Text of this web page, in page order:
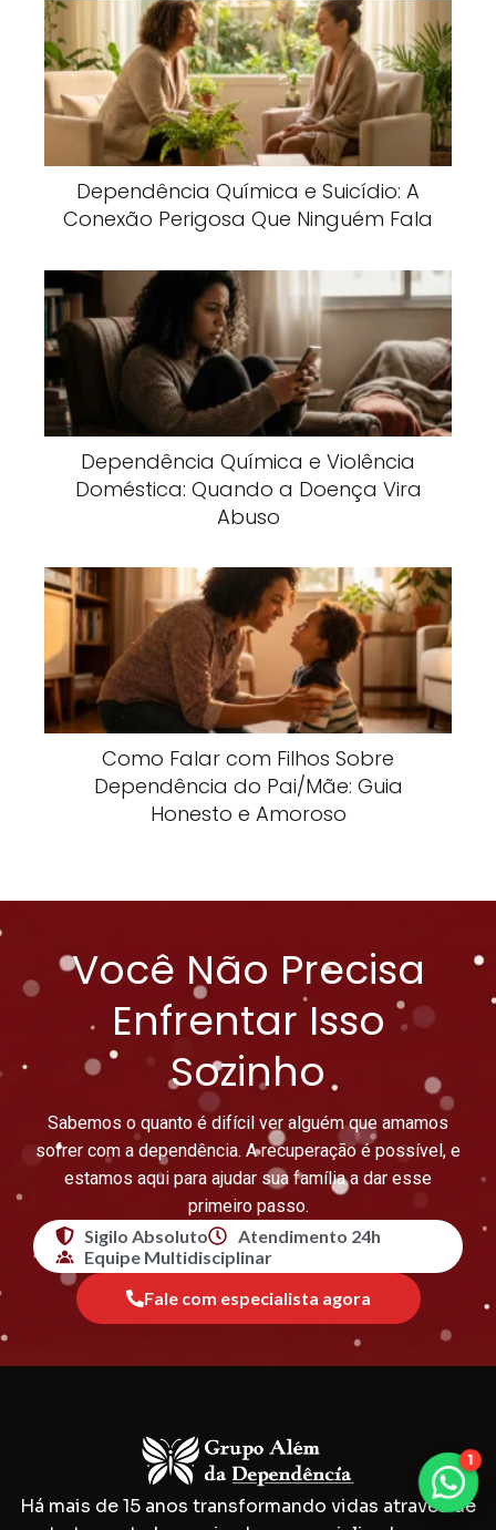
Dependência Química e Suicídio: A
Conexão Perigosa Que Ninguém Fala
Dependência Química e Violência
Doméstica: Quando a Doença Vira
Abuso
Como Falar com Filhos Sobre
Dependência do Pai/Mãe: Guia
Honesto e Amoroso
Você Não Precisa
Enfrentar Isso
Sozinho
Sabemos o quanto é difícil ver alguém que amamos
sofrer com a dependência. A recuperação é possível, e
estamos aqui para ajudar sua família a dar esse
primeiro passo.
Sigilo Absoluto
Atendimento 24h
Equipe Multidisciplinar
Fale com especialista agora
Há mais de 15 anos transformando vidas através de
1